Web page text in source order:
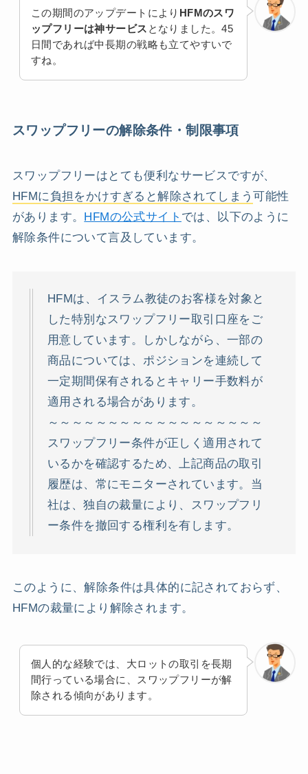
この期間のアップデートにより HFMのスワ
ップフリーは神サービス となりました。45
日間であれば中長期の戦略も立てやすいで
すね。
スワップフリーの解除条件・制限事項
スワップフリーはとても便利なサービスですが、
HFMに負担をかけすぎると解除されてしまう可能性
があります。 HFMの公式サイト では、以下のように
解除条件について言及しています。
HFMは、イスラム教徒のお客様を対象と
した特別なスワップフリー取引口座をご
用意しています。しかしながら、一部の
商品については、ポジションを連続して
一定期間保有されるとキャリー手数料が
適用される場合があります。
～～～～～～～～～～～～～～～～～～
スワップフリー条件が正しく適用されて
いるかを確認するため、上記商品の取引
履歴は、常にモニターされています。当
社は、独自の裁量により、スワップフリ
ー条件を撤回する権利を有します。
このように、解除条件は具体的に記されておらず、
HFMの裁量により解除されます。
個人的な経験では、大ロットの取引を長期
間行っている場合に、スワップフリーが解
除される傾向があります。